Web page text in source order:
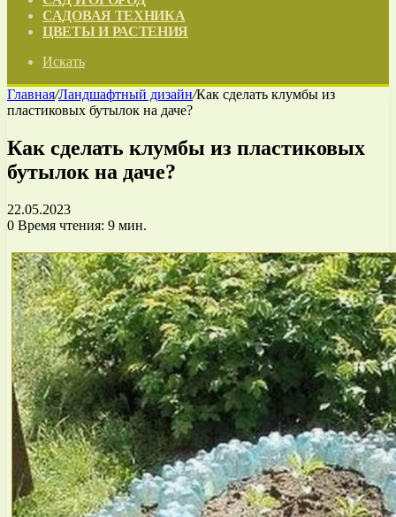
САДОВАЯ ТЕХНИКА
ЦВЕТЫ И РАСТЕНИЯ
Искать
Главная/Ландшафтный дизайн/Как сделать клумбы из
пластиковых бутылок на даче?
Как сделать клумбы из пластиковых
бутылок на даче?
22.05.2023
0 Время чтения: 9 мин.